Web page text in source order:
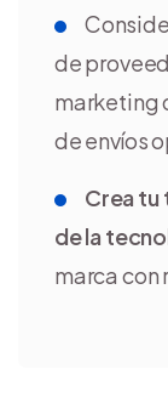
de
marketing
de envíos
Crea tu
de la
marca